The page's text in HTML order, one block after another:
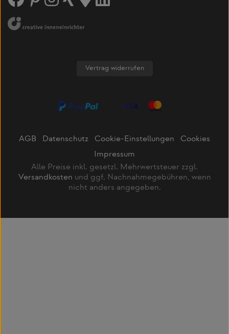
Vertrag widerrufen
AGB Datenschutz Cookie-Einstellungen
Cookies
Impressum
Alle Preise inkl. gesetzl. Mehrwertsteuer zzgl.
Versandkosten und ggf. Nachnahmegebühren, wenn
nicht anders angegeben.